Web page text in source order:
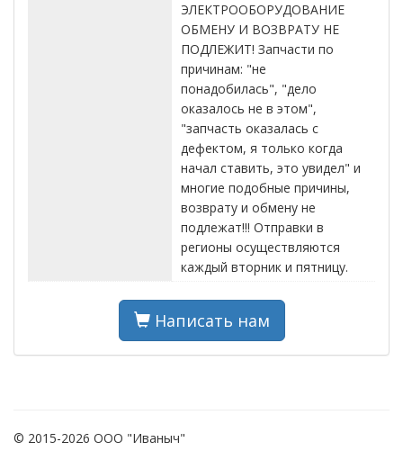
ЭЛЕКТРООБОРУДОВАНИЕ
ОБМЕНУ И ВОЗВРАТУ НЕ
ПОДЛЕЖИТ! Запчасти по
причинам: "не
понадобилась", "дело
оказалось не в этом",
"запчасть оказалась с
дефектом, я только когда
начал ставить, это увидел" и
многие подобные причины,
возврату и обмену не
подлежат!!! Отправки в
регионы осуществляются
каждый вторник и пятницу.
Написать нам
© 2015-2026 ООО "Иваныч"